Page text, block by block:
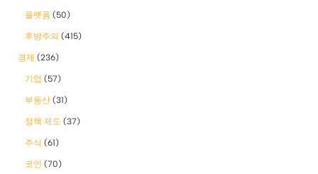
플랫폼 (50)
후방주의 (415)
경제 (236)
기업 (57)
부동산 (31)
정책 제도 (37)
주식 (61)
코인 (70)